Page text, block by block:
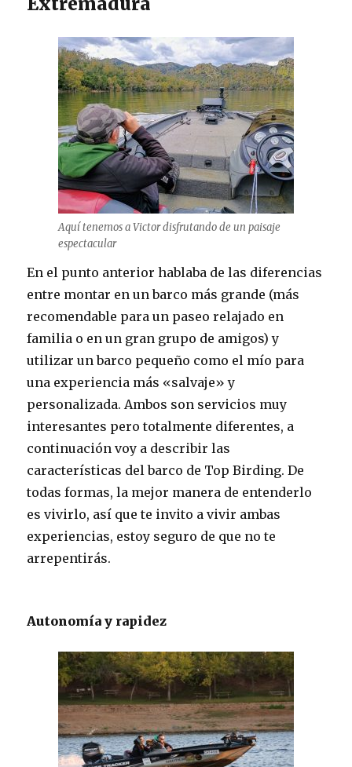
Aquí tenemos a Victor disfrutando de un paisaje
espectacular
En el punto anterior hablaba de las diferencias
entre montar en un barco más grande (más
recomendable para un paseo relajado en
familia o en un gran grupo de amigos) y
utilizar un barco pequeño como el mío para
una experiencia más «salvaje» y
personalizada. Ambos son servicios muy
interesantes pero totalmente diferentes, a
continuación voy a describir las
características del barco de Top Birding. De
todas formas, la mejor manera de entenderlo
es vivirlo, así que te invito a vivir ambas
experiencias, estoy seguro de que no te
arrepentirás.
Autonomía y rapidez